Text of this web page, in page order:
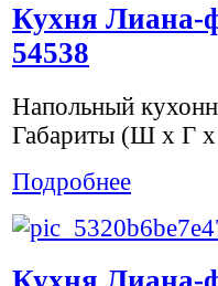
Кухня Лиана-
54538
Напольный
Габариты (Ш х Г
Подробнее